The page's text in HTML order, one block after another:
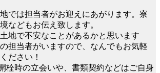
では担当者がお迎えにあがります。寮
などもお伝え致します。
地で不安なことがあるかと思います
担当者がいますので、なんでもお気軽
ださい！
栓時の立会いや、書類契約などはご自身